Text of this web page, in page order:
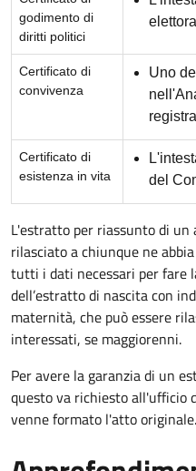
godimento di
diritti politici
Certificato di
convivenza
Uno
Certificato di
esistenza in vita
del
L'estratto per riassunto di
rilasciato a chiunque ne
tutti i dati necessari per fare
dell’estratto di nascita con
maternità, che può essere
interessati, se maggiorenni.
Per avere la garanzia di un
questo va richiesto all'ufficio
venne formato l'atto originale.